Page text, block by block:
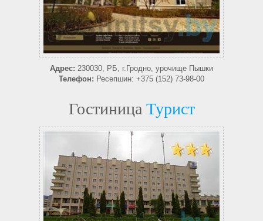
Адрес: 230030, РБ, г.Гродно, урочище Пышки
Телефон: Ресепшин: +375 (152) 73-98-00
ГостиницаТурист